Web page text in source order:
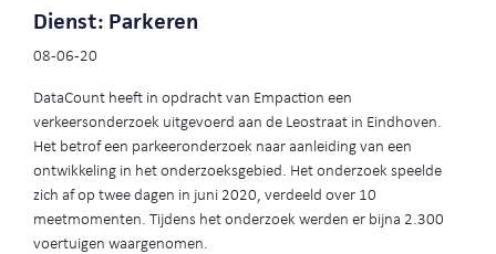
Dienst: Parkeren
08-06-20
DataCount heeft in opdracht van Empaction een
verkeersonderzoek uitgevoerd aan de Leostraat in Eindhoven.
Het betrof een parkeeronderzoek naar aanleiding van een
ontwikkeling in het onderzoeksgebied. Het onderzoek speelde
zich af op twee dagen in juni 2020, verdeeld over 10
meetmomenten. Tijdens het onderzoek werden er bijna 2.300
voertuigen waargenomen.